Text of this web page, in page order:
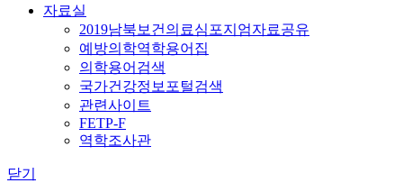
자료실
2019남북보건의료심포지엄자료공유
예방의학역학용어집
의학용어검색
국가건강정보포털검색
관련사이트
FETP-F
역학조사관
닫기